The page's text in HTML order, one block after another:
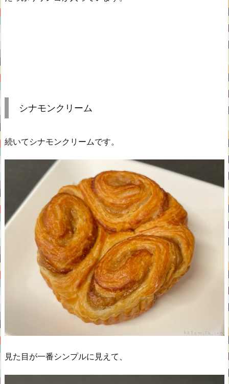
シナモンクリーム
続いてシナモンクリームです。
見た目が一番シンプルに見えて、